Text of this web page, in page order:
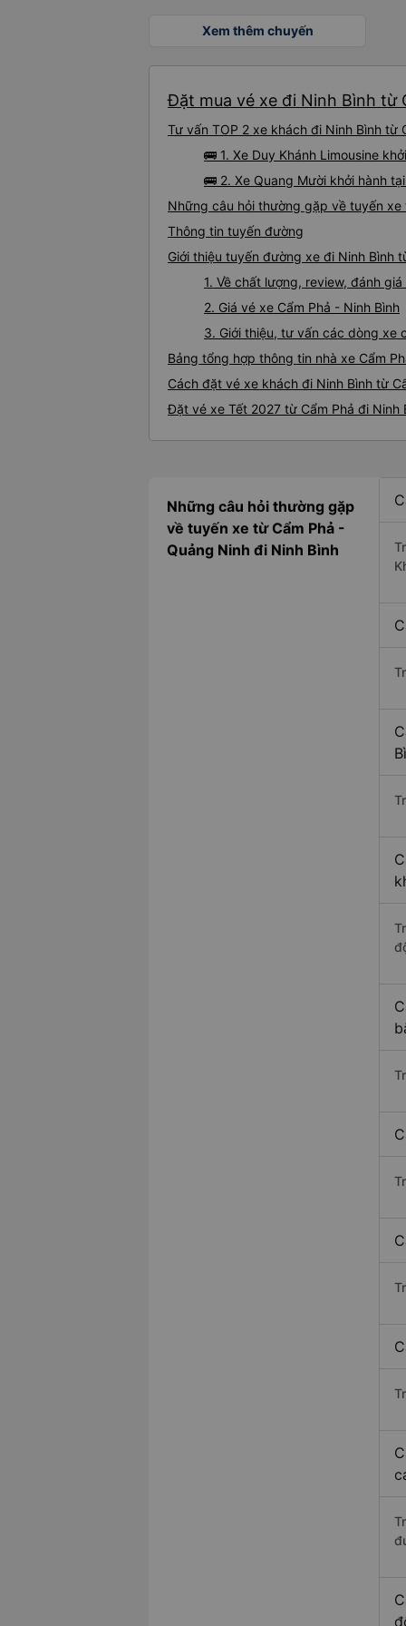
Xem thêm chuyến
Đặt mua vé xe đi Ninh Bình từ
Tư vấn TOP 2 xe khách đi Ninh Bình
🚌 1. Xe Duy Khánh Limousine
🚌 2. Xe Quang Mười khởi hành
Những câu hỏi thường gặp về tuyến xe
Thông tin tuyến đường
Giới thiệu tuyến đường xe đi Ninh Bình
1. Về chất lượng, review, đánh
2. Giá vé xe Cẩm Phả - Ninh Bình
3. Giới thiệu, tư vấn các dòng xe
Bảng tổng hợp thông tin nhà xe Cẩm
Cách đặt vé xe khách đi Ninh Bình từ
Đặt vé xe Tết 2027 từ Cẩm Phả đi Ninh
Những câu hỏi thường gặp
về tuyến xe từ Cẩm Phả -
Quảng Ninh đi Ninh Bình